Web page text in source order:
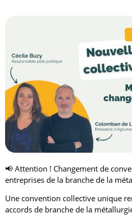
📢 Attention ! Changement de
entreprises de la branche de la
Une convention collective unique
accords de branche de la